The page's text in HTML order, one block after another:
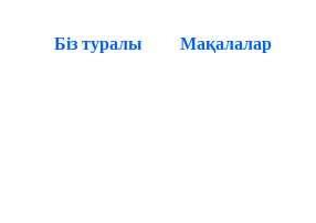
Біз туралы Мақалалар